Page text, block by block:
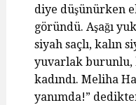
diye düşünürken
göründü. Aşağı
siyah saçlı, kalın
yuvarlak burunlu,
kadındı. Meliha
yanımda!”